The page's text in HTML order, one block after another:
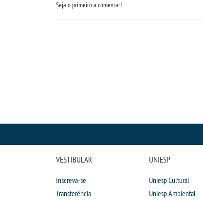
Seja o primeiro a comentar!
VESTIBULAR
Inscreva-se
Transferência
UNIESP
Uniesp Cultural
Uniesp Ambiental